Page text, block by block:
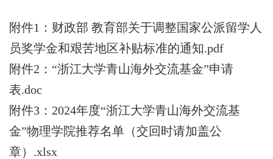
附件1：财政部 教育部关于调整国家公派留学人
员奖学金和艰苦地区补贴标准的通知.pdf
附件2：“浙江大学青山海外交流基金”申请
表.doc
附件3：2024年度“浙江大学青山海外交流基
金”物理学院推荐名单（交回时请加盖公
章）.xlsx